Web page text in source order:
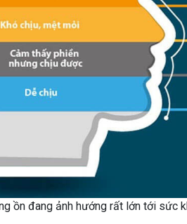
ồn đang ảnh hướng rất lớn tới sức